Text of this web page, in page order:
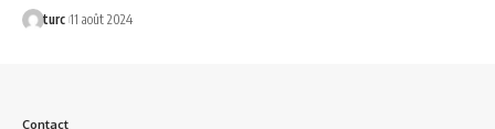
turc 11 août 2024
Contact